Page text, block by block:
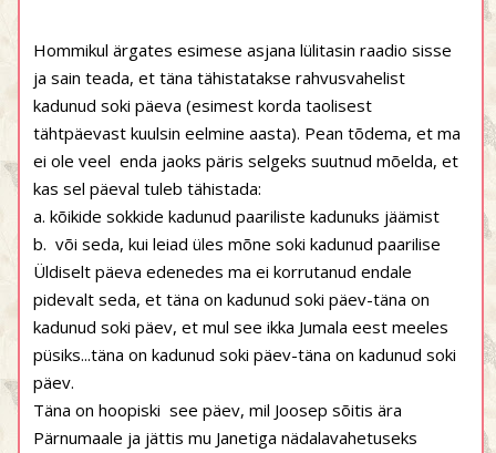
Hommikul ärgates esimese asjana lülitasin raadio sisse
ja sain teada, et täna tähistatakse rahvusvahelist
kadunud soki päeva (esimest korda taolisest
tähtpäevast kuulsin eelmine aasta). Pean tõdema, et ma
ei ole veel enda jaoks päris selgeks suutnud mõelda, et
kas sel päeval tuleb tähistada:
a. kõikide sokkide kadunud paariliste kadunuks jäämist
b. või seda, kui leiad üles mõne soki kadunud paarilise
Üldiselt päeva edenedes ma ei korrutanud endale
pidevalt seda, et täna on kadunud soki päev-täna on
kadunud soki päev, et mul see ikka Jumala eest meeles
püsiks...täna on kadunud soki päev-täna on kadunud soki
päev.
Täna on hoopiski see päev, mil Joosep sõitis ära
Pärnumaale ja jättis mu Janetiga nädalavahetuseks